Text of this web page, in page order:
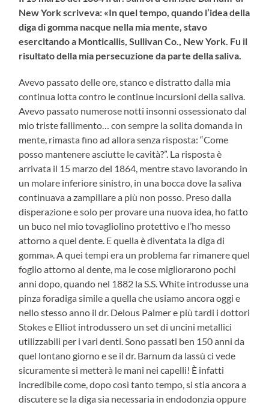
New York scriveva: «In quel tempo, quando l’idea della
diga di gomma nacque nella mia mente, stavo
esercitando a Monticallis, Sullivan Co., New York. Fu il
risultato della mia persecuzione da parte della saliva.
Avevo passato delle ore, stanco e distratto dalla mia
continua lotta contro le continue incursioni della saliva.
Avevo passato numerose notti insonni ossessionato dal
mio triste fallimento… con sempre la solita domanda in
mente, rimasta fino ad allora senza risposta: “Come
posso mantenere asciutte le cavità?”. La risposta è
arrivata il 15 marzo del 1864, mentre stavo lavorando in
un molare inferiore sinistro, in una bocca dove la saliva
continuava a zampillare a più non posso. Preso dalla
disperazione e solo per provare una nuova idea, ho fatto
un buco nel mio tovagliolino protettivo e l’ho messo
attorno a quel dente. E quella è diventata la diga di
gomma». A quei tempi era un problema far rimanere quel
foglio attorno al dente, ma le cose migliorarono pochi
anni dopo, quando nel 1882 la S.S. White introdusse una
pinza foradiga simile a quella che usiamo ancora oggi e
nello stesso anno il dr. Delous Palmer e più tardi i dottori
Stokes e Elliot introdussero un set di uncini metallici
utilizzabili per i vari denti. Sono passati ben 150 anni da
quel lontano giorno e se il dr. Barnum da lassù ci vede
sicuramente si metterà le mani nei capelli! È infatti
incredibile come, dopo così tanto tempo, si stia ancora a
discutere se la diga sia necessaria in endodonzia oppure